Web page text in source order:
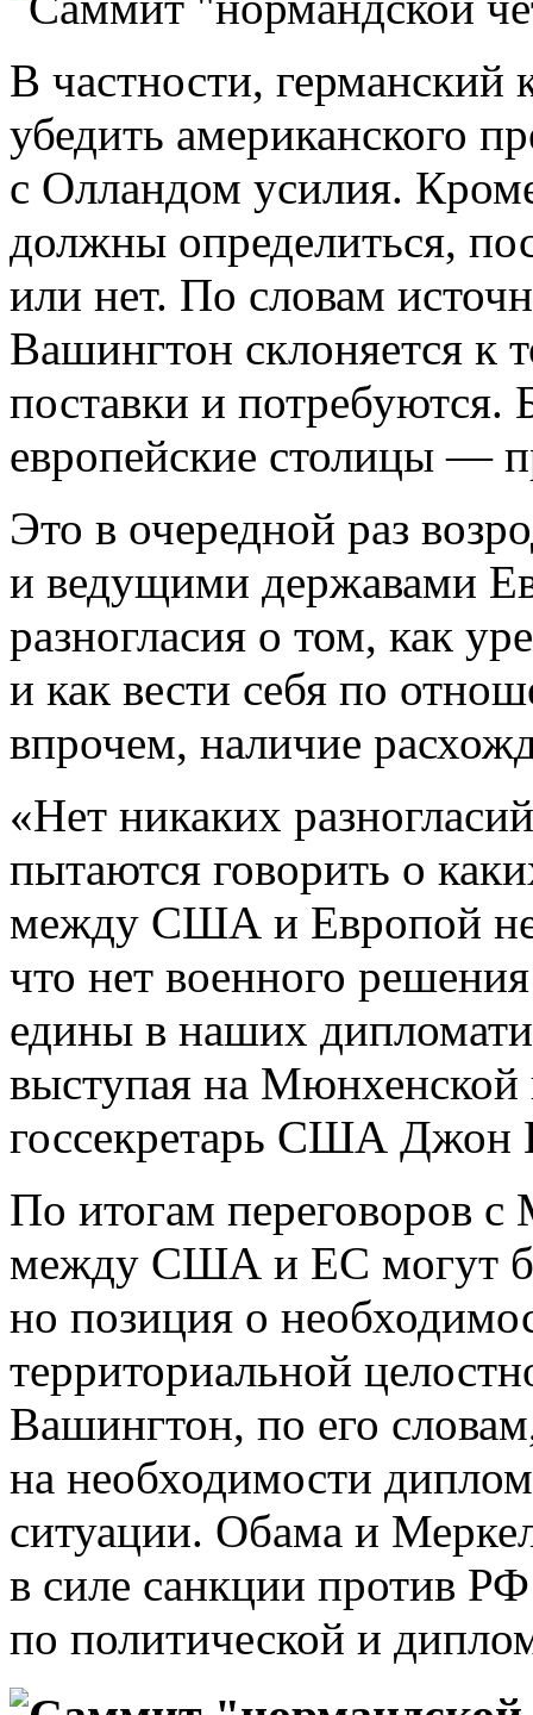
В частности, германский
убедить американского
с Олландом усилия.
должны определиться,
или нет. По словам
Вашингтон склоняется к
поставки и потребуются.
европейские столицы —
Это в очередной раз
и ведущими державами
разногласия о том, как
и как вести себя по
впрочем, наличие
«Нет никаких
пытаются говорить о
между США и Европой
что нет военного
едины в наших
выступая на Мюнхенской
госсекретарь США Джон
По итогам переговоров с
между США и ЕС могут
но позиция о
территориальной
Вашингтон, по его
на необходимости
ситуации. Обама и
в силе санкции против
по политической и